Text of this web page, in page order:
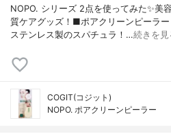
NOPO. シリーズ 2点を使ってみた✨美
質ケアグッズ！■ポアクリーンピーラー
ステンレス製のスパチュラ！…続きを見
COGIT(コジット)
NOPO. ポアクリーンピーラー